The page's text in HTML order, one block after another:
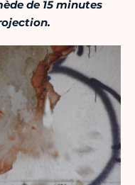
de 15 minutes